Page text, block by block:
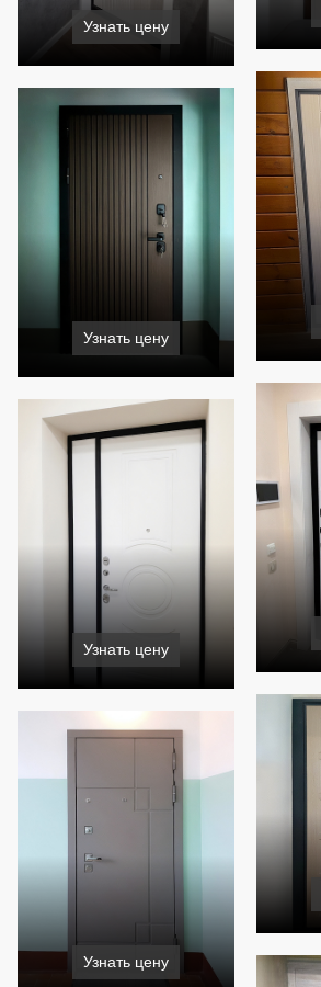
Узнать цену
Узнать цену
Узнать цену
Узнать цену